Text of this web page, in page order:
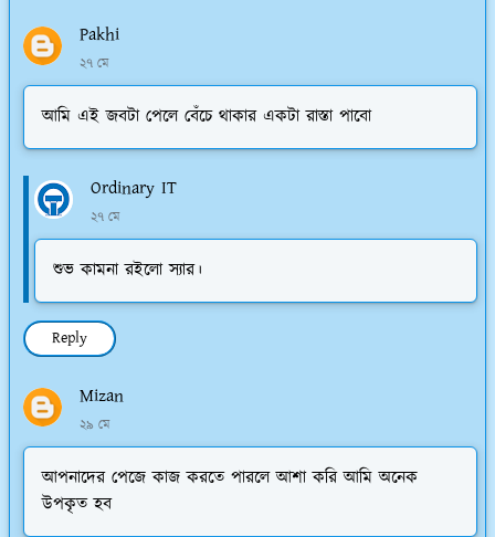
Pakhi
২৭ মে
আমি এই জবটা পেলে বেঁচে থাকার একটা রাস্তা পাবো
Ordinary IT
২৭ মে
শুভ কামনা রইলো স্যার।
Reply
Mizan
২৯ মে
আপনাদের পেজে কাজ করতে পারলে আশা করি আমি অনেক
উপকৃত হব